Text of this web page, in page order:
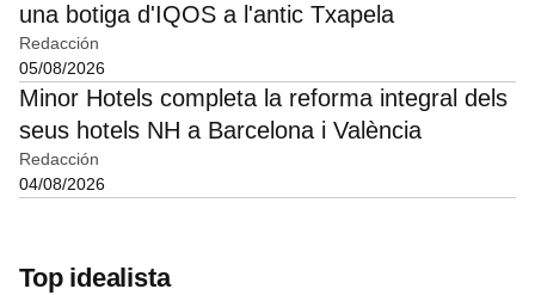
una botiga d'IQOS a l'antic Txapela
Redacción
05/08/2026
Minor Hotels completa la reforma integral dels
seus hotels NH a Barcelona i València
Redacción
04/08/2026
Top idealista